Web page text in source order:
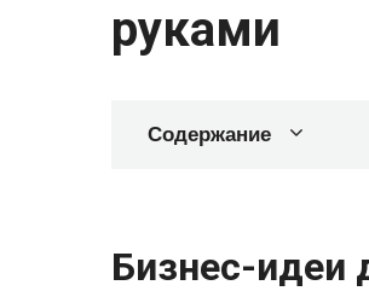
руками
Содержание
Бизнес-идеи